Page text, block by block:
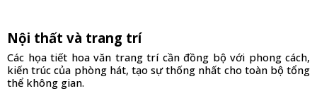
Nội thất và trang trí
Các họa tiết hoa văn trang trí cần đồng bộ với phong cách,
kiến trúc của phòng hát, tạo sự thống nhất cho toàn bộ tổng
thể không gian.